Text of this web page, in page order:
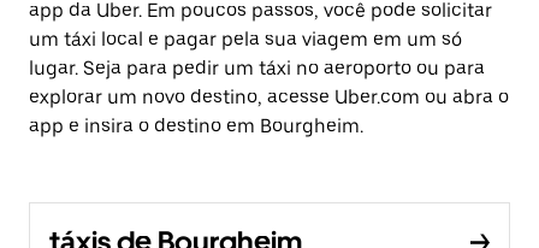
app da Uber. Em poucos passos, você pode solicitar
um táxi local e pagar pela sua viagem em um só
lugar. Seja para pedir um táxi no aeroporto ou para
explorar um novo destino, acesse Uber.com ou abra o
app e insira o destino em Bourgheim.